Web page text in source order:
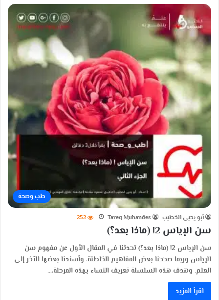
طب وصحة
أبو يحيى الخطيب Tareq Muhandes
252
سن الإياس 2! (ماذا بعد؟)
سن الإياس 2! (ماذا بعد؟) تحدثنا في المقال الأول عن مفهوم سن
الإياس وربما صححنا بعض المفاهيم الخاطئة، وأسندنا بعضها الآخر إلى
العلم. وهدف هذه السلسلة تعريف النساء بهذه المرحلة،…
اقرأ المزيد